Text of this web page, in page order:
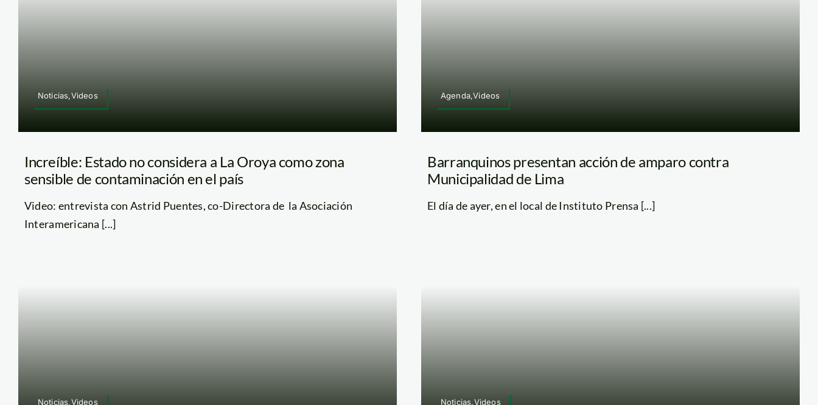
Noticias,Videos
Increíble: Estado no considera a La Oroya como zona
sensible de contaminación en el país
Video: entrevista con Astrid Puentes, co-Directora de la Asociación
Interamericana [...]
Agenda,Videos
Barranquinos presentan acción de amparo contra
Municipalidad de Lima
El día de ayer, en el local de Instituto Prensa [...]
Noticias,Videos Noticias,Videos